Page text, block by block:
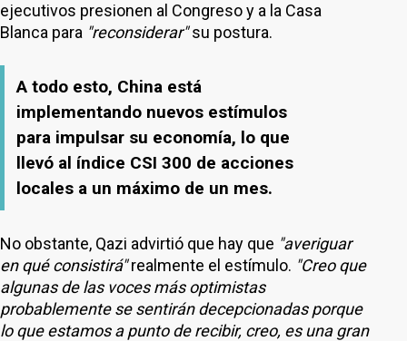
ejecutivos presionen al Congreso y a la Casa
Blanca para "reconsiderar"su postura.
A todo esto, China está
implementando nuevos estímulos
para impulsar su economía, lo que
llevó al índice CSI 300 de acciones
locales a un máximo de un mes.
No obstante, Qazi advirtió que hay que "averiguar
en qué consistirá"realmente el estímulo. "Creo que
algunas de las voces más optimistas
probablemente se sentirán decepcionadas porque
lo que estamos a punto de recibir, creo, es una gran